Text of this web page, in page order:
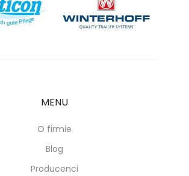
MENU
O firmie
Blog
Producenci